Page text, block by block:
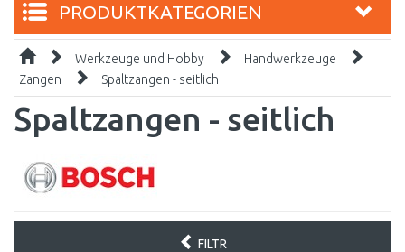
PRODUKTKATEGORIEN
Werkzeuge und Hobby
Handwerkzeuge
Zangen
Spaltzangen - seitlich
Spaltzangen - seitlich
FILTR